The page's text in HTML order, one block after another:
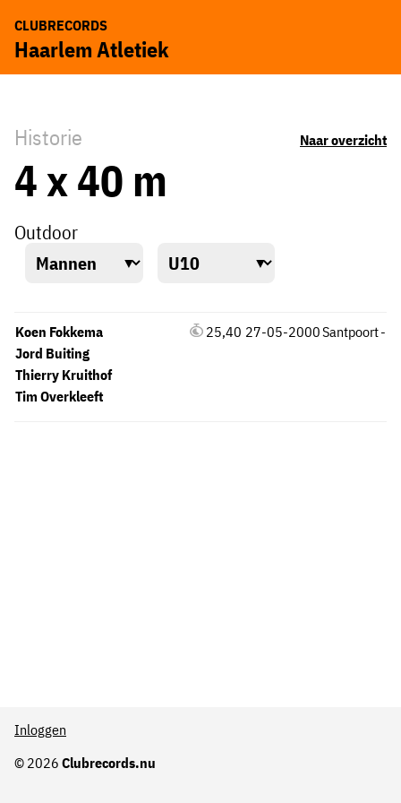
CLUBRECORDS
Haarlem Atletiek
Historie Naar overzicht
4 x 40 m
Outdoor
Koen Fokkema
Jord Buiting
Thierry Kruithof
Tim Overkleeft
Santpoort
25,40 -
27-05-2000
© 2026 Clubrecords.nu
Inloggen